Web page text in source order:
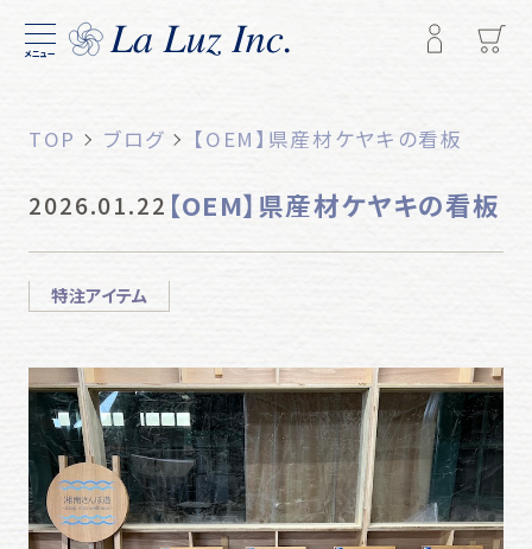
メニュー
TOP ブログ 【OEM】県産材ケヤキの看板
2026.01.22 【OEM】県産材ケヤキの看板
特注アイテム